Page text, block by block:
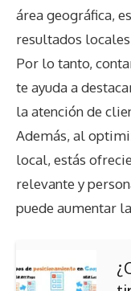
área geográfica,
resultados
Por lo tanto,
te ayuda a
la atención de
Además, al
local, estás
relevante y
puede aumentar